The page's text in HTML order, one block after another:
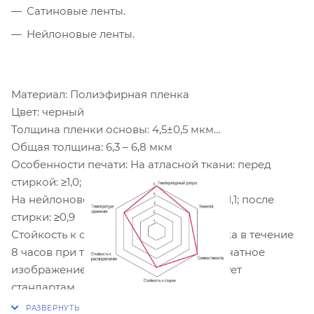
Сатиновые ленты.
Нейлоновые ленты.
Материал: Полиэфирная пленка
Цвет: черный
Толщина пленки основы: 4,5±0,5 мкм
Общая толщина: 6,3 – 6,8 мкм
Особенности печати: На атласной ткани: перед
стиркой: ≥1,0; после стирки: ≥0,5
На нейлоновой ткани: перед стиркой: ≥1,1; после
стирки: ≥0,9
Стойкость к стирке: Непрерывная стирка в течение
8 часов при температуре воды 60°C, печатное
изображение по-прежнему соответствует
стандартам.
Допустимая температура хранения: Набивная ткань